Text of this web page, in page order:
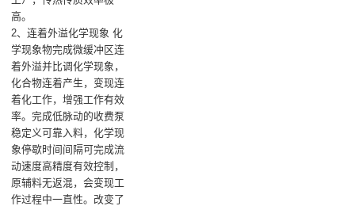
高。
2、连着外溢化学现象 化
学现象物完成微缓冲区连
着外溢并比调化学现象，
化合物连着产生，变现连
着化工作，增强工作有效
率。完成低脉动的收费泵
稳定义可靠入料，化学现
象停歇时间间隔可完成流
动速度高精度有效控制，
原辅料无返混，会变现工
作过程中一直性。改变了